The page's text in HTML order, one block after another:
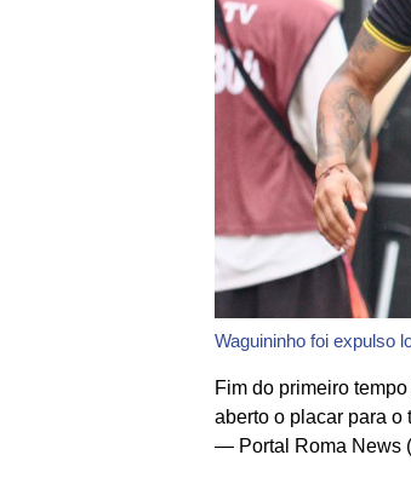
Waguininho foi expulso
Fim do primeiro
aberto o placar para o
— Portal Roma News